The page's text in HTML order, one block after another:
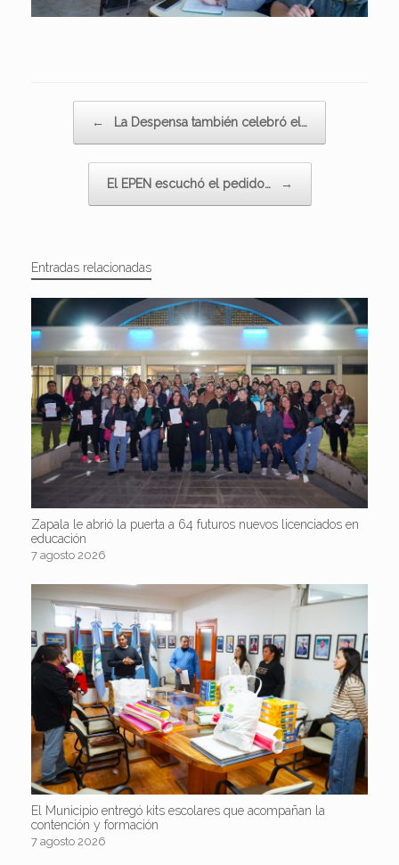
← La Despensa también celebró el…
El EPEN escuchó el pedido… →
Entradas relacionadas
Zapala le abrió la puerta a 64 futuros nuevos licenciados en
educación
7 agosto 2026
El Municipio entregó kits escolares que acompañan la
contención y formación
7 agosto 2026